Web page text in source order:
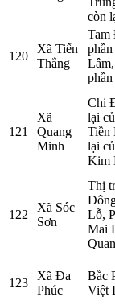
còn
120
Xã Tiến
Thắng
Tam
121
Xã
Quang
Minh
Chi
lại
Tiền
lại
Kim
122
Xã Sóc
Sơn
Thị
Lỗ,
Mai
123
Xã Đa
Phúc
Bắc
Việt